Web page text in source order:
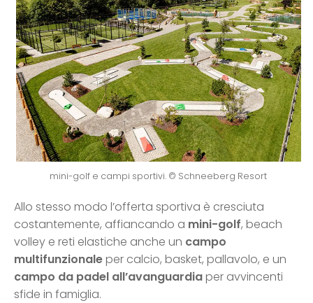
mini-golf e campi sportivi. © Schneeberg Resort
Allo stesso modo l’offerta sportiva è cresciuta
costantemente, affiancando a mini-golf, beach
volley e reti elastiche anche un campo
multifunzionaleper calcio, basket, pallavolo, e un
campo da padel all’avanguardiaper avvincenti
sfide in famiglia.